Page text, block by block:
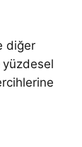
diğer
yüzdesel